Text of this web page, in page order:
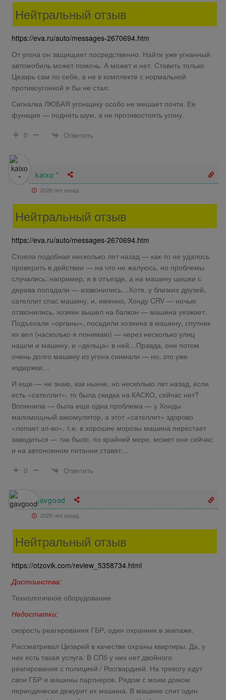
Нейтральный отзыв
https://eva.ru/auto/messages-2670694.htm
От угона он защищает посредственно. Найти уже угнанный
автомобиль может помочь. А может и нет. Ставить только
Цезарь сам по себе, а не в комплекте с нормальной
противоугонкой я бы не стал.
Сигналка ЛЮБАЯ угонщику особо не мешает почти. Ее
функция — поднять шум, а не противостоять угону.
0
Ответить
kaixo *
2026 лет назад
Нейтральный отзыв
https://eva.ru/auto/messages-2670694.htm
Стояла подобная несколько лет назад — как-то не удалось
проверить в действии — на что не жалуюсь, но проблемы
случались: например, я в отъезде, а на машину шишки с
дерева попадали — иззвонились…Хотя, у близких друзей,
сателлит спас машину, и, именно, Хонду CRV — ночью
отзвонились, хозяин вышел на балкон — машина уезжает.
Подъехали «органы», посадили хозяина в машину, спутник
их вел (насколько я понимаю) — через несколько улиц
нашли и машину, и «дельца» в ней…Правда, они потом
очень долго машину из угона снимали — но, это уже
издержки…
И еще — не знаю, как нынче, но несколько лет назад, если
есть «сателлит», то была скидка на КАСКО, сейчас нет?
Впомнила — была еще одна проблема — у Хонды
маломощный аккомулятор, а этот «сателлит» здорово
«лопает эл-во», т.е. в хорошие морозы машина перестает
заводиться — так было, по крайней мере, может они сейчас
и на автономном питании ставят…
0
Ответить
gavgood
2026 лет назад
Нейтральный отзыв
https://otzovik.com/review_5358734.html
Достоинства:
Технологичное оборудование
Недостатки:
скорость реагирования ГБР, один охранник в экипаже.
Рассматривал Цезарей в качестве охраны квартиры. Да, у
них есть такая услуга. В СПб у них нет двойного
реагирования с полицией / Росгвардией. На тревогу едут
свои ГБР и машины партнеров. Рядом с моим домом
периодически дежурит их машина. В машине спит один